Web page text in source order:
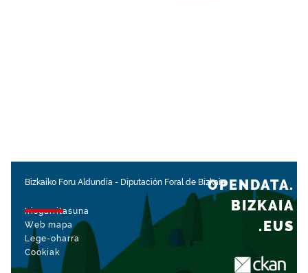
Bizkaiko Foru Aldundia - Diputación Foral de Bizkaia
Irisgarritasuna
Web mapa
Lege-oharra
Cookiak
OPENDATA.
BIZKAIA
.EUS